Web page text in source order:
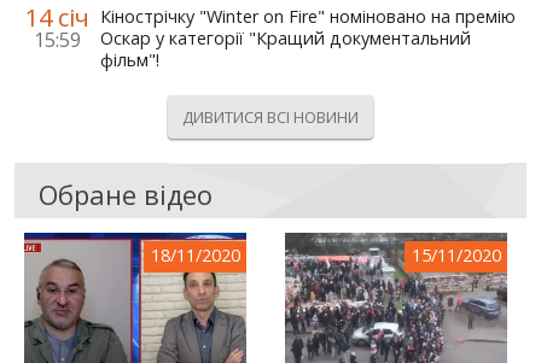
14 січ
15:59
Кінострічку "Winter on Fire" номіновано на премію
Оскар у категорії "Кращий документальний
фільм"!
ДИВИТИСЯ ВСІ НОВИНИ
Обране відео
18/11/2020 15/11/2020